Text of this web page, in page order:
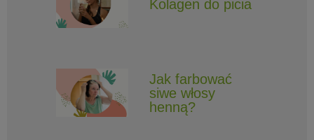
Kolagen do picia
Jak farbować
siwe włosy
henną?